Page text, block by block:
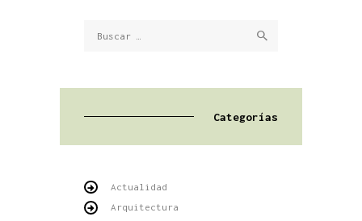
Categorías
Actualidad
Arquitectura